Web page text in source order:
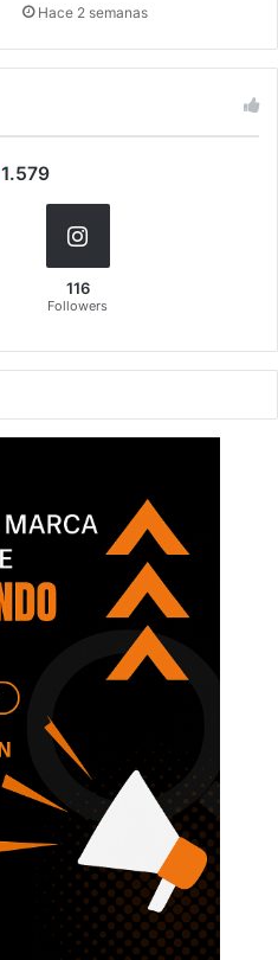
Hace 2 semanas
1.579
116
Followers